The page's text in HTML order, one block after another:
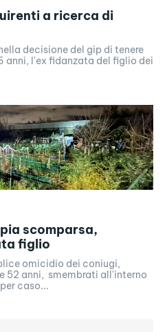
a ricerca di
decisione del gip di tenere
anni, l'ex fidanzata del figlio dei
scomparsa,
figlio
omicidio dei coniugi,
52 anni, smembrati all'interno
caso...